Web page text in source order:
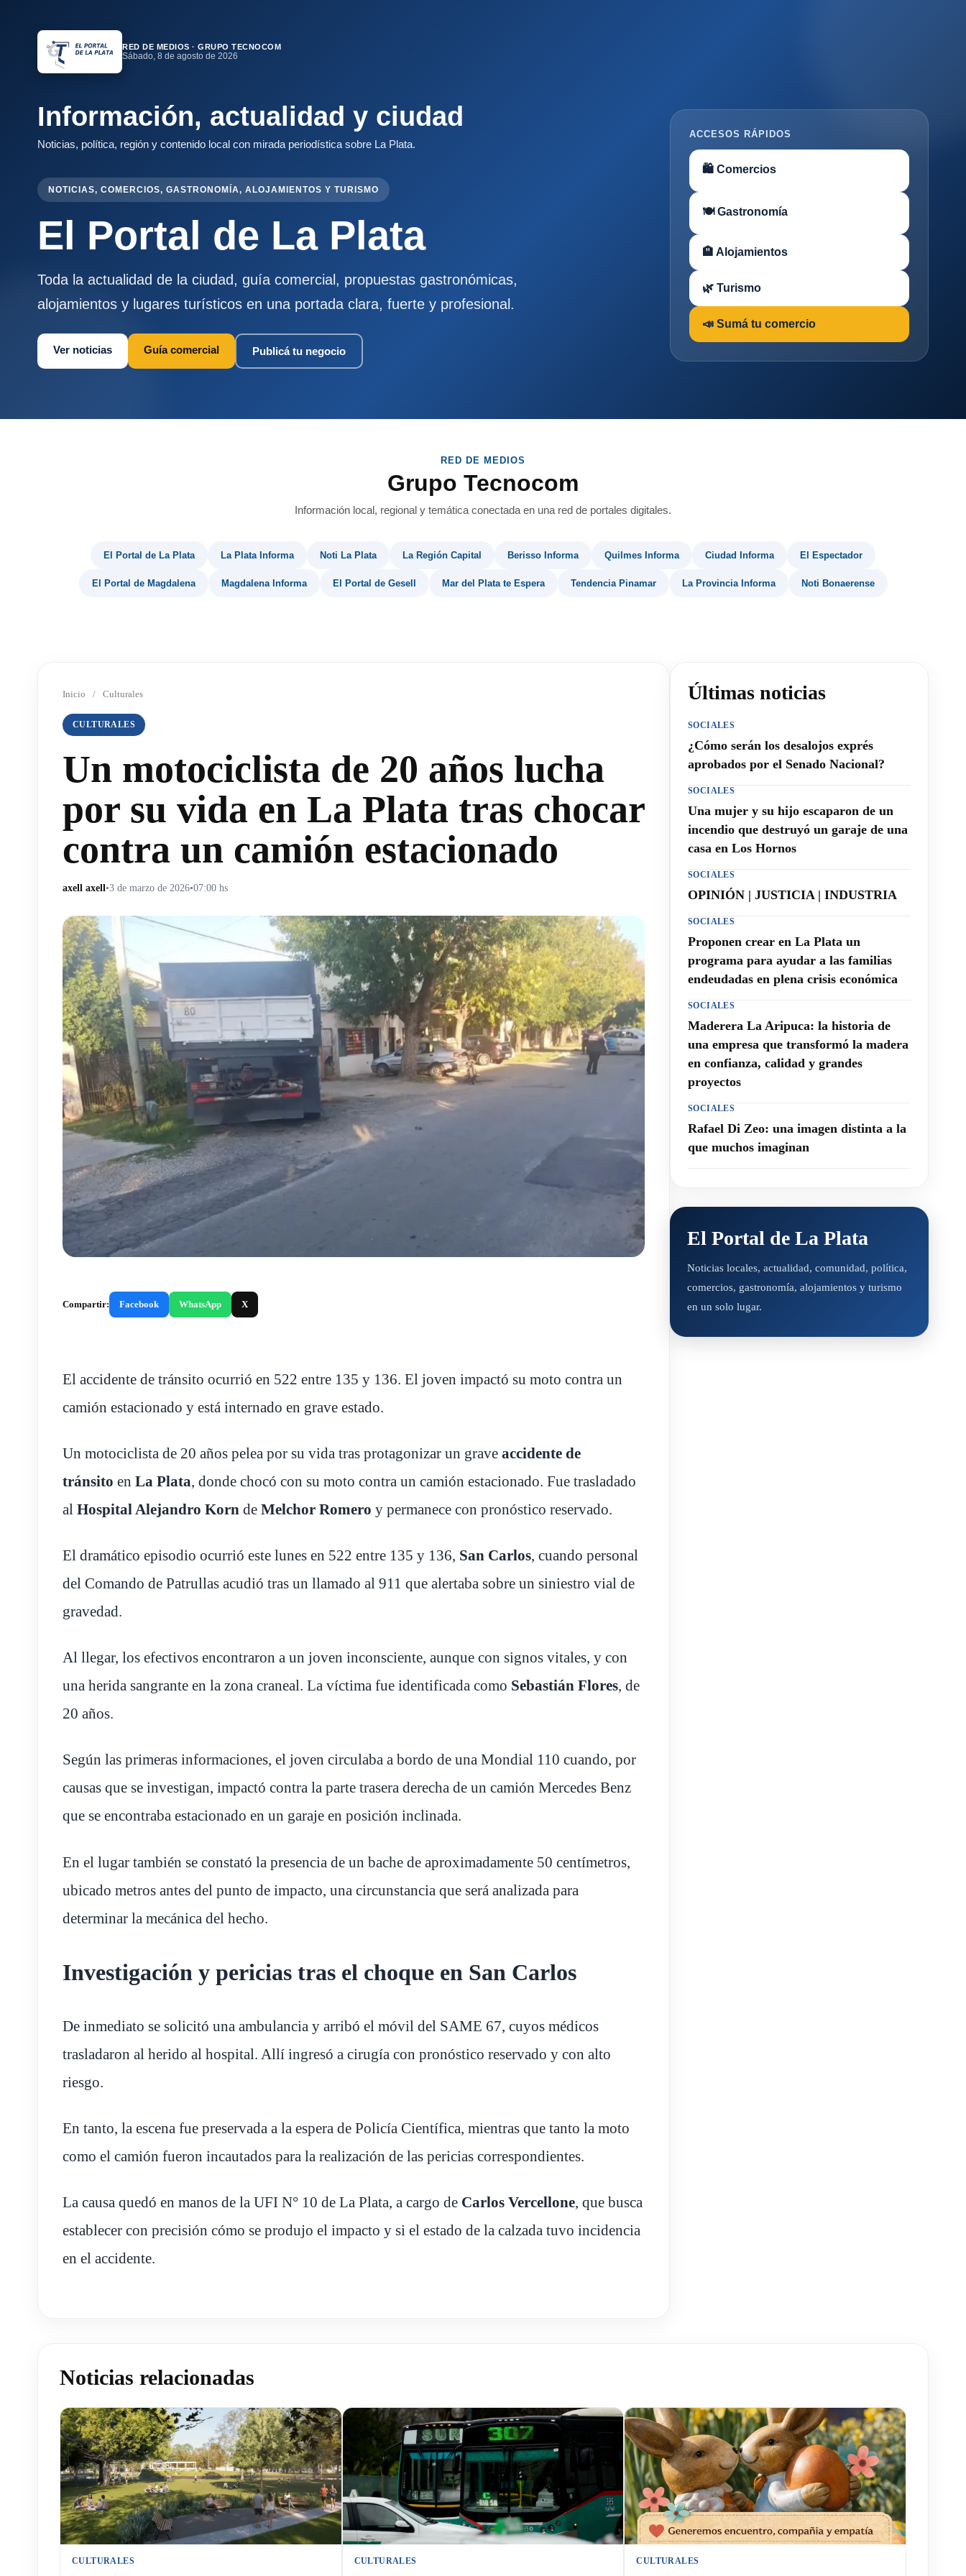
RED DE MEDIOS · GRUPO TECNOCOM
Sábado, 8 de agosto de 2026
Información, actualidad y ciudad
Noticias, política, región y contenido local con mirada periodística sobre La Plata.
NOTICIAS, COMERCIOS, GASTRONOMÍA, ALOJAMIENTOS Y TURISMO
El Portal de La Plata
Toda la actualidad de la ciudad, guía comercial, propuestas gastronómicas,
alojamientos y lugares turísticos en una portada clara, fuerte y profesional.
Ver noticias Guía comercial Publicá tu negocio
ACCESOS RÁPIDOS
🛍 Comercios
🍽 Gastronomía
🏨 Alojamientos
🌿 Turismo
📣 Sumá tu comercio
RED DE MEDIOS
Grupo Tecnocom
Información local, regional y temática conectada en una red de portales digitales.
El Portal de La Plata La Plata Informa Noti La Plata La Región Capital Berisso Informa Quilmes Informa Ciudad Informa El Espectador
El Portal de Magdalena Magdalena Informa El Portal de Gesell Mar del Plata te Espera Tendencia Pinamar La Provincia Informa Noti Bonaerense
Inicio / Culturales
CULTURALES
Un motociclista de 20 años lucha
por su vida en La Plata tras chocar
contra un camión estacionado
axell axell•3 de marzo de 2026•07:00 hs
Compartir: Facebook WhatsApp X
El accidente de tránsito ocurrió en 522 entre 135 y 136. El joven impactó su moto contra un
camión estacionado y está internado en grave estado.
Un motociclista de 20 años pelea por su vida tras protagonizar un grave accidente de
tránsito en La Plata, donde chocó con su moto contra un camión estacionado. Fue trasladado
al Hospital Alejandro Korn de Melchor Romero y permanece con pronóstico reservado.
El dramático episodio ocurrió este lunes en 522 entre 135 y 136, San Carlos, cuando personal
del Comando de Patrullas acudió tras un llamado al 911 que alertaba sobre un siniestro vial de
gravedad.
Al llegar, los efectivos encontraron a un joven inconsciente, aunque con signos vitales, y con
una herida sangrante en la zona craneal. La víctima fue identificada como Sebastián Flores, de
20 años.
Según las primeras informaciones, el joven circulaba a bordo de una Mondial 110 cuando, por
causas que se investigan, impactó contra la parte trasera derecha de un camión Mercedes Benz
que se encontraba estacionado en un garaje en posición inclinada.
En el lugar también se constató la presencia de un bache de aproximadamente 50 centímetros,
ubicado metros antes del punto de impacto, una circunstancia que será analizada para
determinar la mecánica del hecho.
Investigación y pericias tras el choque en San Carlos
De inmediato se solicitó una ambulancia y arribó el móvil del SAME 67, cuyos médicos
trasladaron al herido al hospital. Allí ingresó a cirugía con pronóstico reservado y con alto
riesgo.
En tanto, la escena fue preservada a la espera de Policía Científica, mientras que tanto la moto
como el camión fueron incautados para la realización de las pericias correspondientes.
La causa quedó en manos de la UFI N° 10 de La Plata, a cargo de Carlos Vercellone, que busca
establecer con precisión cómo se produjo el impacto y si el estado de la calzada tuvo incidencia
en el accidente.
Últimas noticias
SOCIALES
¿Cómo serán los desalojos exprés
aprobados por el Senado Nacional?
SOCIALES
Una mujer y su hijo escaparon de un
incendio que destruyó un garaje de una
casa en Los Hornos
SOCIALES
OPINIÓN | JUSTICIA | INDUSTRIA
SOCIALES
Proponen crear en La Plata un
programa para ayudar a las familias
endeudadas en plena crisis económica
SOCIALES
Maderera La Aripuca: la historia de
una empresa que transformó la madera
en confianza, calidad y grandes
proyectos
SOCIALES
Rafael Di Zeo: una imagen distinta a la
que muchos imaginan
El Portal de La Plata
Noticias locales, actualidad, comunidad, política,
comercios, gastronomía, alojamientos y turismo
en un solo lugar.
Noticias relacionadas
CULTURALES CULTURALES CULTURALES